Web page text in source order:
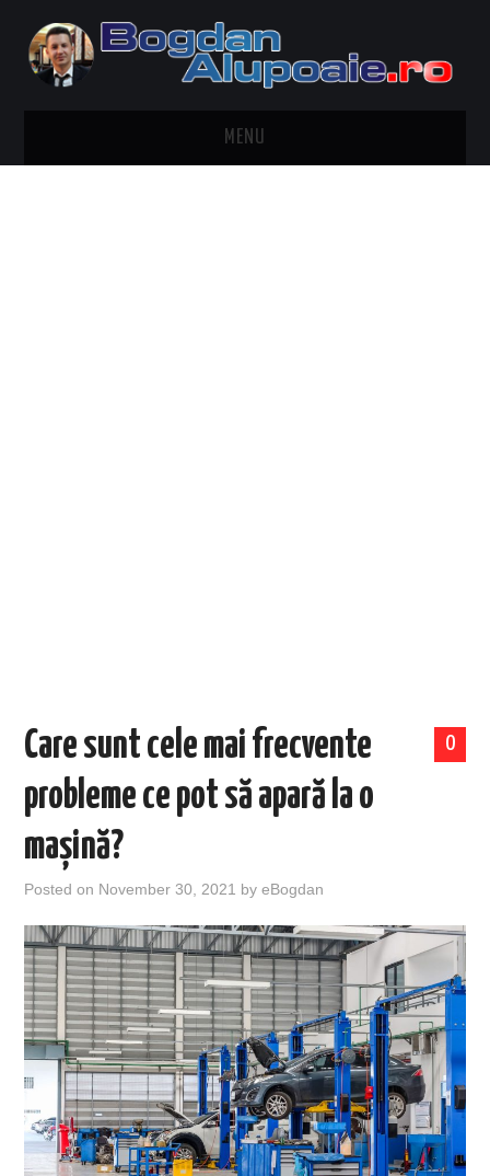
MENU
0
Care sunt cele mai frecvente
probleme ce pot să apară la o
mașină?
Posted on November 30, 2021 byeBogdan